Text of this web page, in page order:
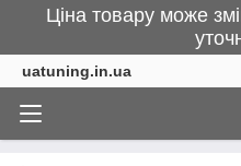
Ціна товару може
uatuning.in.ua